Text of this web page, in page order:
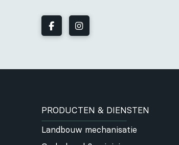
PRODUCTEN & DIENSTEN
Landbouw mechanisatie